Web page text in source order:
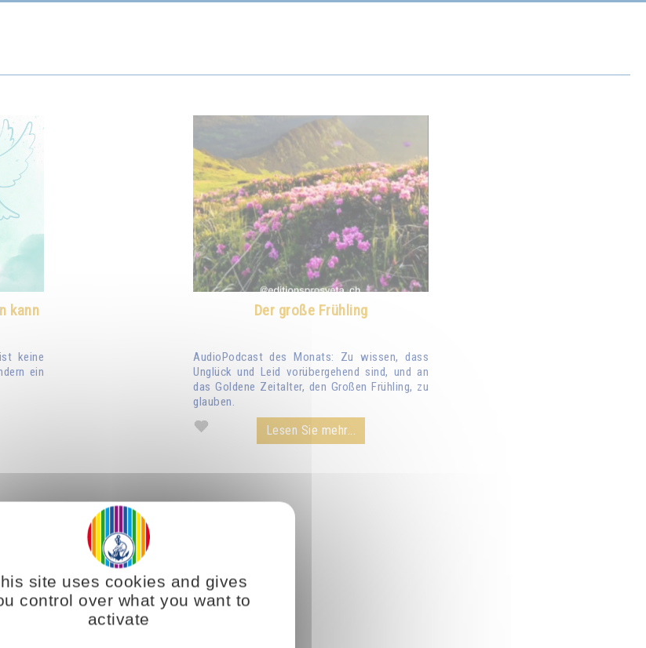
kann
keine
ein
Der große Frühling
AudioPodcast des Monats: Zu wissen, dass
Unglück und Leid vorübergehend sind, und an
das Goldene Zeitalter, den Großen Frühling, zu
glauben.
Lesen Sie mehr...
site uses cookies and gives
control over what you want to
activate